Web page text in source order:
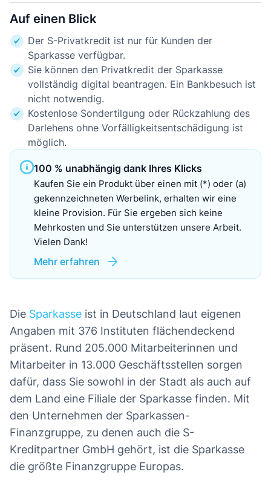
Auf einen Blick
Der S-Privatkredit ist nur für Kunden der
Sparkasse verfügbar.
Sie können den Privatkredit der Sparkasse
vollständig digital beantragen. Ein Bankbesuch ist
nicht notwendig.
Kostenlose Sondertilgung oder Rückzahlung des
Darlehens ohne Vorfälligkeitsentschädigung ist
möglich.
100 % unabhängig dank Ihres Klicks
Kaufen Sie ein Produkt über einen mit (*) oder (a)
gekennzeichneten Werbelink, erhalten wir eine
kleine Provision. Für Sie ergeben sich keine
Mehrkosten und Sie unterstützen unsere Arbeit.
Vielen Dank!
Mehr erfahren
Die Sparkasse ist in Deutschland laut eigenen
Angaben mit 376 Instituten flächendeckend
präsent. Rund 205.000 Mitarbeiterinnen und
Mitarbeiter in 13.000 Geschäftsstellen sorgen
dafür, dass Sie sowohl in der Stadt als auch auf
dem Land eine Filiale der Sparkasse finden. Mit
den Unternehmen der Sparkassen-
Finanzgruppe, zu denen auch die S-
Kreditpartner GmbH gehört, ist die Sparkasse
die größte Finanzgruppe Europas.